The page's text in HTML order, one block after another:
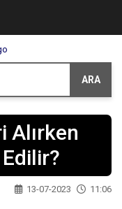
ARA
Alırken
13-07-2023 11:06